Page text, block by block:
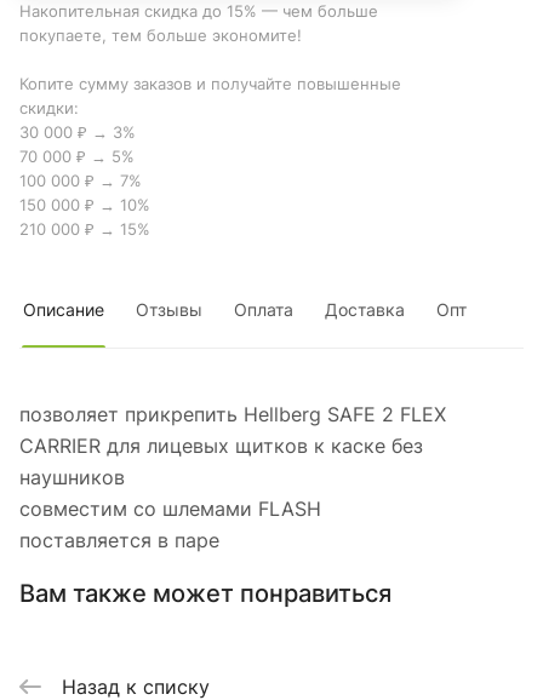
Накопительная скидка до 15% — чем больше
покупаете, тем больше экономите!
Копите сумму заказов и получайте повышенные
скидки:
30 000 ₽ → 3%
70 000 ₽ → 5%
100 000 ₽ → 7%
150 000 ₽ → 10%
210 000 ₽ → 15%
Описание Отзывы Оплата Доставка Опт
позволяет прикрепить Hellberg SAFE 2 FLEX
CARRIER для лицевых щитков к каске без
наушников
совместим со шлемами FLASH
поставляется в паре
Вам также может понравиться
Назад к списку